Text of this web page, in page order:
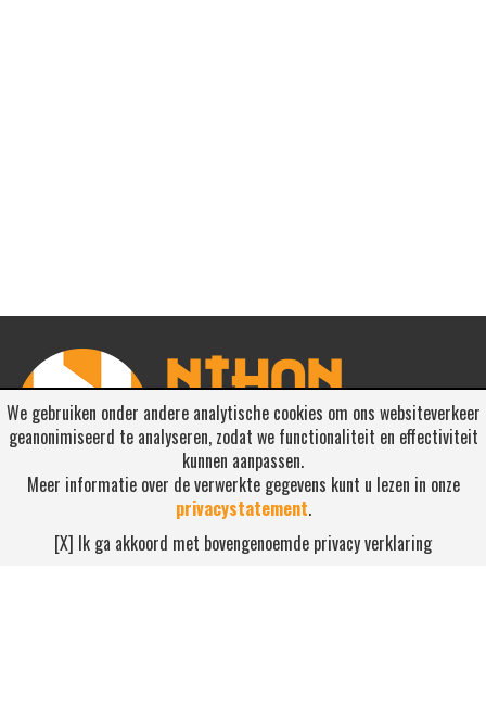
We gebruiken onder andere analytische cookies om ons websiteverkeer
geanonimiseerd te analyseren, zodat we functionaliteit en effectiviteit
kunnen aanpassen.
Meer informatie over de verwerkte gegevens kunt u lezen in onze
privacystatement.
[X] Ik ga akkoord met bovengenoemde privacy verklaring